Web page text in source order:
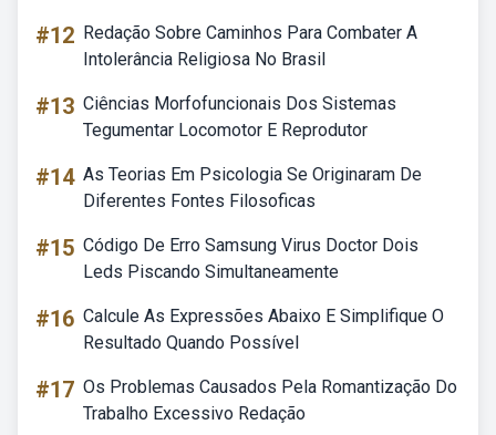
#12 Redação Sobre Caminhos Para Combater A
Intolerância Religiosa No Brasil
#13 Ciências Morfofuncionais Dos Sistemas
Tegumentar Locomotor E Reprodutor
#14 As Teorias Em Psicologia Se Originaram De
Diferentes Fontes Filosoficas
#15 Código De Erro Samsung Virus Doctor Dois
Leds Piscando Simultaneamente
#16 Calcule As Expressões Abaixo E Simplifique O
Resultado Quando Possível
#17 Os Problemas Causados Pela Romantização Do
Trabalho Excessivo Redação